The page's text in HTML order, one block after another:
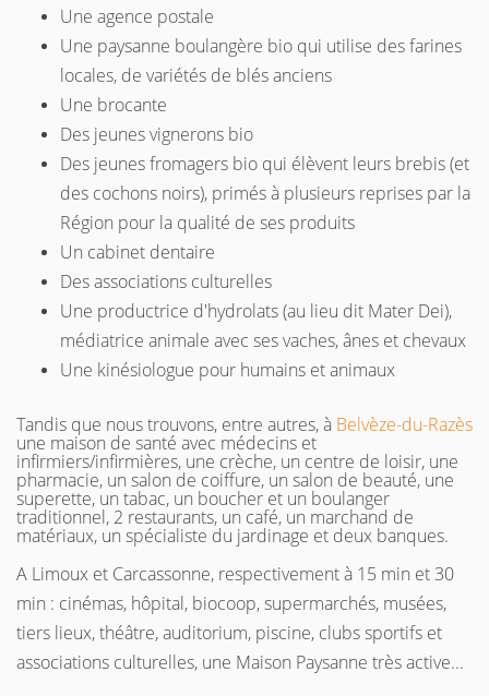
Une agence postale
Une paysanne boulangère bio qui utilise des farines
locales, de variétés de blés anciens
Une brocante
Des jeunes vignerons bio
Des jeunes fromagers bio qui élèvent leurs brebis (et
des cochons noirs), primés à plusieurs reprises par la
Région pour la qualité de ses produits
Un cabinet dentaire
Des associations culturelles
Une productrice d'hydrolats (au lieu dit Mater Dei),
médiatrice animale avec ses vaches, ânes et chevaux
Une kinésiologue pour humains et animaux
Tandis que nous trouvons, entre autres, à Belvèze-du-Razès
une maison de santé avec médecins et
infirmiers/infirmières, une crèche, un centre de loisir, une
pharmacie, un salon de coiffure, un salon de beauté, une
superette, un tabac, un boucher et un boulanger
traditionnel, 2 restaurants, un café, un marchand de
matériaux, un spécialiste du jardinage et deux banques.
A Limoux et Carcassonne, respectivement à 15 min et 30
min : cinémas, hôpital, biocoop, supermarchés, musées,
tiers lieux, théâtre, auditorium, piscine, clubs sportifs et
associations culturelles, une Maison Paysanne très active...